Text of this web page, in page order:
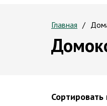
Главная
Сортировать